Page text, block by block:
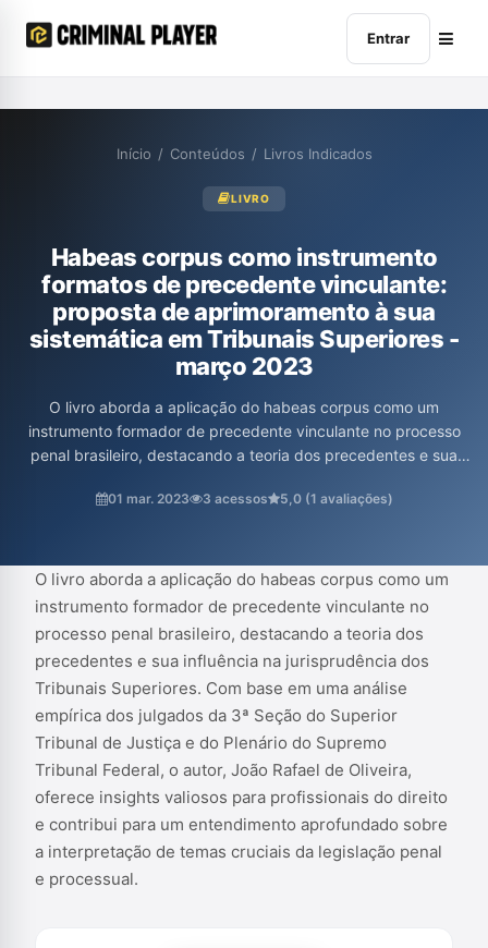
Entrar
Início / Conteúdos / Livros Indicados
LIVRO
Habeas corpus como instrumento
formatos de precedente vinculante:
proposta de aprimoramento à sua
sistemática em Tribunais Superiores -
março 2023
O livro aborda a aplicação do habeas corpus como um
instrumento formador de precedente vinculante no processo
penal brasileiro, destacando a teoria dos precedentes e sua
em uma análise empírica dos julgados da 3ª Seção do Superior
profissionais do direito e contribui para um entendimento
aprofundado sobr...
01 mar. 2023 3 acessos 5,0 (1 avaliações)
O livro aborda a aplicação do habeas corpus como um
instrumento formador de precedente vinculante no
processo penal brasileiro, destacando a teoria dos
precedentes e sua influência na jurisprudência dos
Tribunais Superiores. Com base em uma análise
empírica dos julgados da 3ª Seção do Superior
Tribunal de Justiça e do Plenário do Supremo
Tribunal Federal, o autor, João Rafael de Oliveira,
oferece insights valiosos para profissionais do direito
e contribui para um entendimento aprofundado sobre
a interpretação de temas cruciais da legislação penal
e processual.